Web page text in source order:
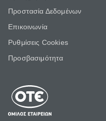
Προστασία Δεδομένων
Επικοινωνία
Ρυθμίσεις Cookies
Προσβασιμότητα